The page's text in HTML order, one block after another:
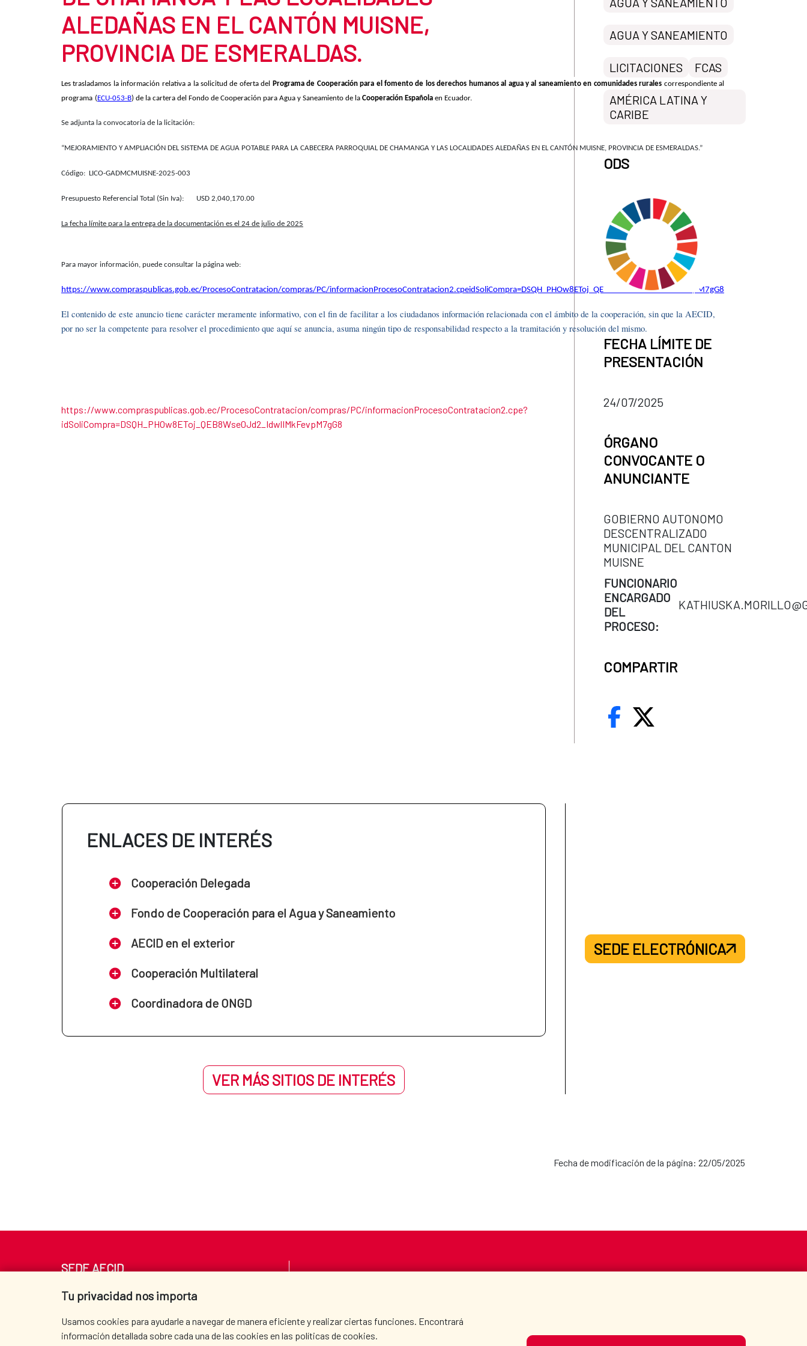
ALEDAÑAS EN EL CANTÓN MUISNE,
PROVINCIA DE ESMERALDAS.
Les trasladamos la información relativa a la solicitud de oferta del Programa de Cooperación para el fomento de los derechos humanos al agua y al saneamiento en comunidades rurales correspondiente al
programa (ECU-053-B) de la cartera del Fondo de Cooperación para Agua y Saneamiento de la Cooperación Española en Ecuador.
Se adjunta la convocatoria de la licitación:
“MEJORAMIENTO Y AMPLIACIÓN DEL SISTEMA DE AGUA POTABLE PARA LA CABECERA PARROQUIAL DE CHAMANGA Y LAS LOCALIDADES ALEDAÑAS EN EL CANTÓN MUISNE, PROVINCIA DE ESMERALDAS.”
Código: LICO-GADMCMUISNE-2025-003
Presupuesto Referencial Total (Sin Iva): USD 2,040,170.00
La fecha límite para la entrega de la documentación es el 24 de julio de 2025
Para mayor información, puede consultar la página web:
https://www.compraspublicas.gob.ec/ProcesoContratacion/compras/PC/informacionProcesoContratacion2.cpeidSoliCompra=DSQH_PHOw8EToj_QEB8Wse0Jd2_IdwlIMkFevpM7gG8
El contenido de este anuncio tiene carácter meramente informativo, con el fin de facilitar a los ciudadanos información relacionada con el ámbito de la cooperación, sin que la AECID,
por no ser la competente para resolver el procedimiento que aquí se anuncia, asuma ningún tipo de responsabilidad respecto a la tramitación y resolución del mismo.
https://www.compraspublicas.gob.ec/ProcesoContratacion/compras/PC/informacionProcesoContratacion2.cpe?
idSoliCompra=DSQH_PHOw8EToj_QEB8Wse0Jd2_IdwlIMkFevpM7gG8
AGUA Y SANEAMIENTO
LICITACIONES FCAS
AMÉRICA LATINA Y
CARIBE
ODS
FECHA LÍMITE DE
PRESENTACIÓN
24/07/2025
ÓRGANO
CONVOCANTE O
ANUNCIANTE
GOBIERNO AUTONOMO
DESCENTRALIZADO
MUNICIPAL DEL CANTON
MUISNE
FUNCIONARIO
ENCARGADO
DEL
PROCESO:
COMPARTIR
ENLACES DE INTERÉS
Cooperación Delegada
Fondo de Cooperación para el Agua y Saneamiento
AECID en el exterior
Cooperación Multilateral
Coordinadora de ONGD
VER MÁS SITIOS DE INTERÉS
SEDE ELECTRÓNICA
Fecha de modificación de la página: 22/05/2025
Tu privacidad nos importa
Usamos cookies para ayudarle a navegar de manera eficiente y realizar ciertas funciones. Encontrará
información detallada sobre cada una de las cookies en las políticas de cookies.
SEDE AECID
Av. Reyes Católicos 4 - 28040 Madrid
Tel. +34 900 20 30 54​​​​​​​
centro.informacion@aecid.es
SALA DE PRENSA CULTURA Y CIENCIA